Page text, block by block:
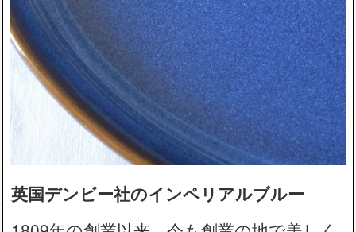
英国デンビー社のインペリアルブルー